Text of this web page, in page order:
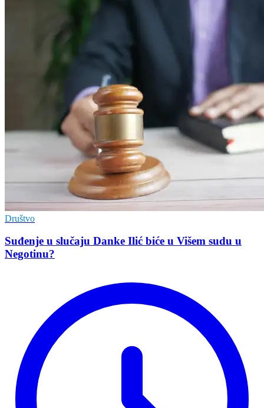
Društvo
Suđenje u slučaju Danke Ilić biće u Višem sudu u
Negotinu?